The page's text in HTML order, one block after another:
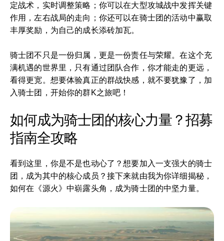
定战术，实时调整策略；你可以在大型攻城战中发挥关键
作用，左右战局的走向；你还可以在骑士团的活动中赢取
丰厚奖励，为自己的成长添砖加瓦。
骑士团不只是一份归属，更是一份责任与荣耀。在这个充
满机遇的世界里，只有通过团队合作，你才能走的更远，
看得更宽。想要体验真正的群战快感，就不要犹豫了，加
入骑士团，开始你的群K之旅吧！
如何成为骑士团的核心力量？招募
指南全攻略
看到这里，你是不是也动心了？想要加入一支强大的骑士
团，成为其中的核心成员？接下来就由我为你详细揭秘，
如何在《源火》中崭露头角，成为骑士团的中坚力量。